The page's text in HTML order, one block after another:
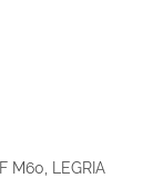
M60, LEGRIA